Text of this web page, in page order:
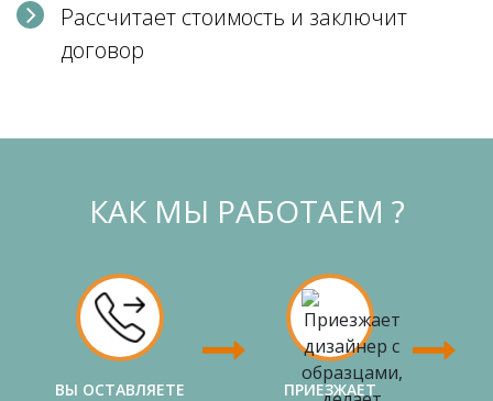
Рассчитает стоимость и заключит
договор
КАК МЫ РАБОТАЕМ ?
ВЫ ОСТАВЛЯЕТЕ
ПРИЕЗЖАЕТ